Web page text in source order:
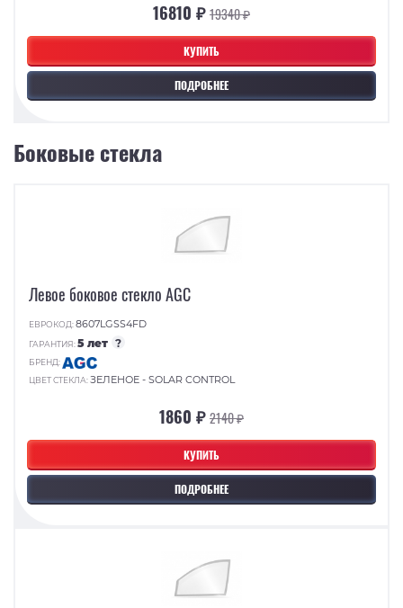
КУПИТЬ
ПОДРОБНЕЕ
16810 ₽19340 ₽
Боковые стекла
КУПИТЬ
ПОДРОБНЕЕ
Левое боковое стекло AGC
ЕВРОКОД:8607LGSS4FD
ГАРАНТИЯ:5 лет ?
БРЕНД:
ЦВЕТ СТЕКЛА:ЗЕЛЕНОЕ - SOLAR CONTROL
1860 ₽2140 ₽